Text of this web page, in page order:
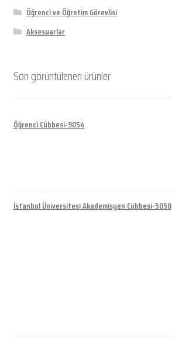
Öğrenci ve Öğretim Görevlisi
Aksesuarlar
Son görüntülenen ürünler
Öğrenci Cübbesi-9054
İstanbul Üniversitesi Akademisyen Cübbesi-5050